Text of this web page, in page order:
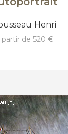
Henri
à partir de 520 €